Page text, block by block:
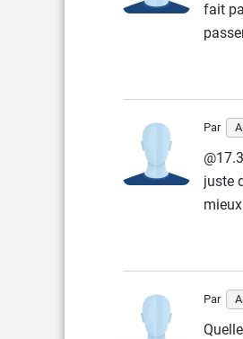
fait
Par
juste
Par